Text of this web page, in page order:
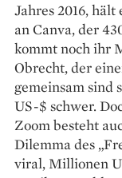
Jahres 2016,
an Canva, der
kommt noch ihr
Obrecht, der
gemeinsam
US-$ schwer.
Zoom besteht
Dilemma des
viral, Millionen